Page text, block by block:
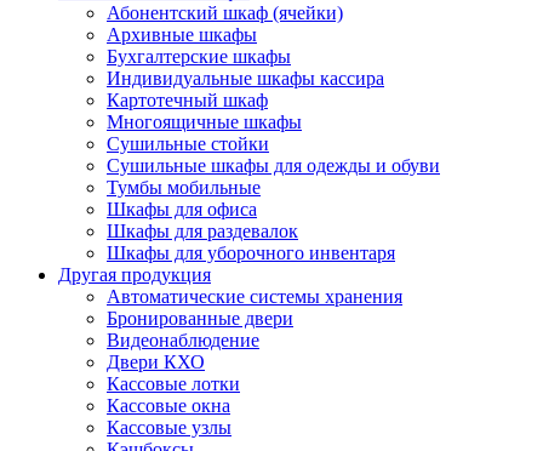
Абонентский шкаф (ячейки)
Архивные шкафы
Бухгалтерские шкафы
Индивидуальные шкафы кассира
Картотечный шкаф
Многоящичные шкафы
Сушильные стойки
Сушильные шкафы для одежды и обуви
Тумбы мобильные
Шкафы для офиса
Шкафы для раздевалок
Шкафы для уборочного инвентаря
Другая продукция
Автоматические системы хранения
Бронированные двери
Видеонаблюдение
Двери КХО
Кассовые лотки
Кассовые окна
Кассовые узлы